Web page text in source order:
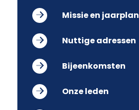
Missie en jaarplan
Nuttige adressen
Bijeenkomsten
Onze leden